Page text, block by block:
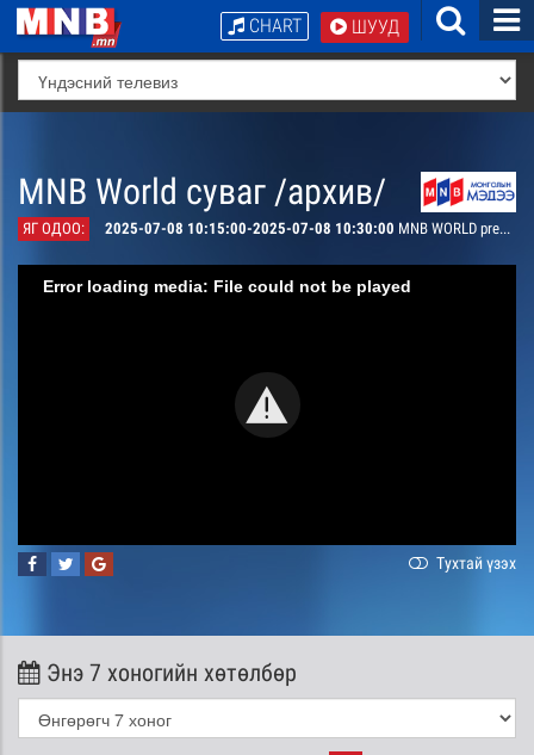
ШУУД
CHART
MNB World суваг /архив/
ЯГ ОДОО: 2025-07-08 10:15:00-2025-07-08 10:30:00 MNB WORLD presents
Error loading media: File could not be played
Тухтай үзэх
Энэ 7 хоногийн хөтөлбөр